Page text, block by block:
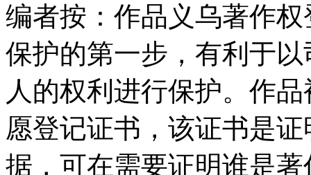
编者按：作品义乌著作
保护的第一步，有利于
人的权利进行保护。作
愿登记证书，该证书是
据，可在需要证明谁是